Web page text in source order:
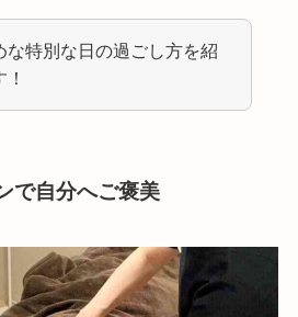
な特別な日の過ごし方を紹
で自分へご褒美